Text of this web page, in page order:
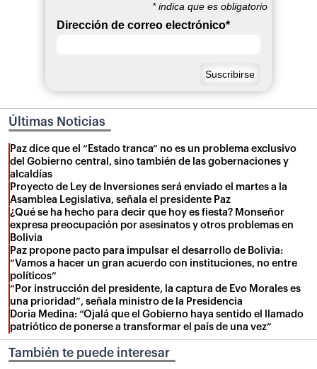
*indica que es obligatorio
Dirección de correo electrónico*
Últimas Noticias
Paz dice que el “Estado tranca” no es un problema exclusivo
del Gobierno central, sino también de las gobernaciones y
alcaldías
Proyecto de Ley de Inversiones será enviado el martes a la
Asamblea Legislativa, señala el presidente Paz
¿Qué se ha hecho para decir que hoy es fiesta? Monseñor
expresa preocupación por asesinatos y otros problemas en
Bolivia
Paz propone pacto para impulsar el desarrollo de Bolivia:
“Vamos a hacer un gran acuerdo con instituciones, no entre
políticos”
“Por instrucción del presidente, la captura de Evo Morales es
una prioridad”, señala ministro de la Presidencia
Doria Medina: “Ojalá que el Gobierno haya sentido el llamado
patriótico de ponerse a transformar el país de una vez”
También te puede interesar